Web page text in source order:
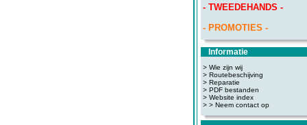
- TWEEDEHANDS -
- PROMOTIES -
Informatie
> Wie zijn wij
> Routebeschijving
> Reparatie
> PDF bestanden
> Website index
> > Neem contact op